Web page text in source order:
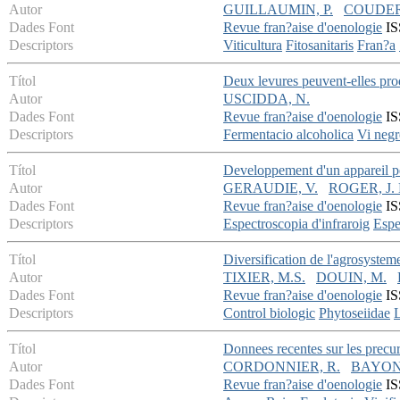
Autor GUILLAUMIN, P.
Dades Font
Revue fran?aise d'oenologie
Descriptors
Viticultura Fitosanitaris Fran?a
Títol
Deux levures peuvent-elles
Autor
USCIDDA, N.
Dades Font
Revue fran?aise d'oenologie
Descriptors
Fermentacio alcoholica Vi
Títol
Developpement d'un appareil
Autor
GERAUDIE, V.
ROGER, J.
Dades Font
Revue fran?aise d'oenologie
Descriptors
Espectroscopia d'infraroig
Títol
Diversification de
Autor
TIXIER, M.S. DOUIN, M.
Dades Font
Revue fran?aise d'oenologie
Descriptors
Control biologic Phytoseiidae
Títol
Donnees recentes sur les
Autor
CORDONNIER, R.
Dades Font
Revue fran?aise d'oenologie